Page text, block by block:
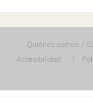
Quiénes somos /
Accesibilidad